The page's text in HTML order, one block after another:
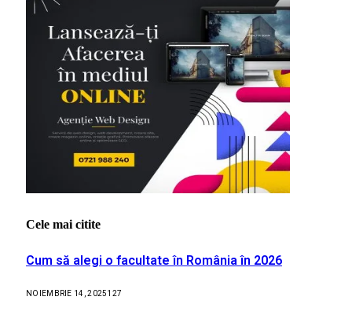
Cele mai citite
Cum să alegi o facultate în România în 2026
NOIEMBRIE 14, 2025127